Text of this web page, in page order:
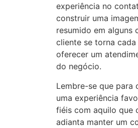
experiência no
construir uma
resumido em alguns
cliente se torna
oferecer um
do negócio.
Lembre-se que para
uma experiência
fiéis com aquilo que
adianta manter um